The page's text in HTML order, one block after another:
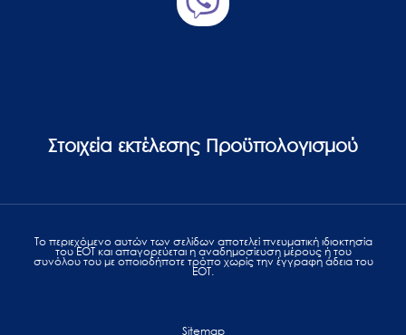
Στοιχεία εκτέλεσης Προϋπολογισμού
Το περιεχόμενο αυτών των σελίδων αποτελεί πvευματική ιδιοκτησία
του ΕΟΤ και απαγορεύεται η αναδημοσίευση μέρους ή του
συνόλου του με οποιοδήποτε τρόπο χωρίς την έγγραφη άδεια του
ΕΟΤ.
Sitemap